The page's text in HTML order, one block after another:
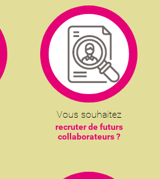
Vous souhaitez
recruter de futurs
collaborateurs ?